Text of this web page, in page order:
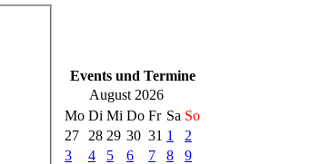
Events und Termine
August 2026
Mo Di Mi Do Fr Sa So
27
28 29 30 31 1
2
3
4 5 6 7 8
9